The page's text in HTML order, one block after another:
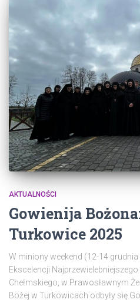
AKTUALNOŚCI
Gowienija
Turkowice 2025
W miniony weekend (12-14
Ekscelencji
Chełmskiego, w Prawosławnym
Bożej w Turkowicach odbyły się